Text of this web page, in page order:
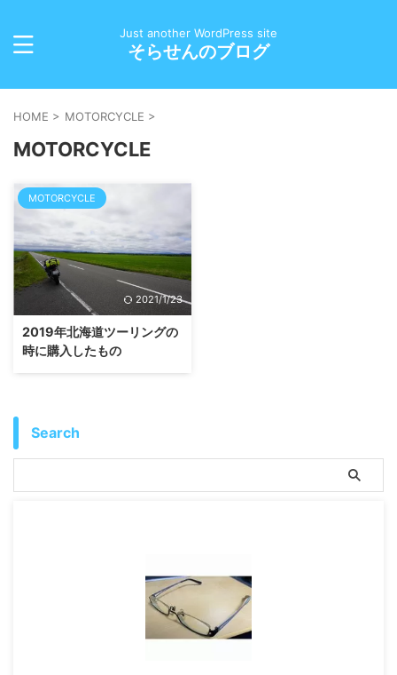
Just another WordPress site
そらせんのブログ
HOME > MOTORCYCLE >
MOTORCYCLE
MOTORCYCLE
2021/1/23
2019年北海道ツーリングの
時に購入したもの
Search